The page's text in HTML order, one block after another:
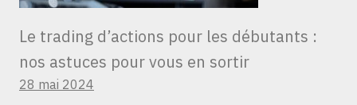
Le trading d’actions pour les débutants :
nos astuces pour vous en sortir
28 mai 2024